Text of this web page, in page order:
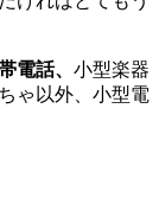
電話、 小型楽器
ゃ以外、小型電